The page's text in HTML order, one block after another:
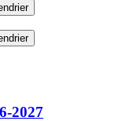
2027